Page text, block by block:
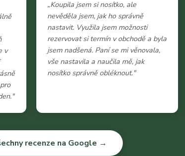
v
„Koupila jsem si nosítko, ale
nevěděla jsem, jak ho správně
nastavit. Využila jsem možnosti
rezervovat si termín v obchodě a byla
jsem nadšená. Paní se mi věnovala,
vše nastavila a naučila mě, jak
nosítko správně obléknout."
recenze na Google →